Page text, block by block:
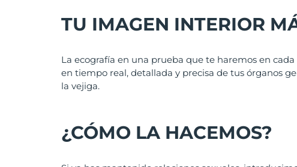
TU IMAGEN INTERIOR
La ecografía en una prueba que te haremos en
en tiempo real, detallada y precisa de tus órganos
la vejiga.
¿CÓMO LA HACEMOS?